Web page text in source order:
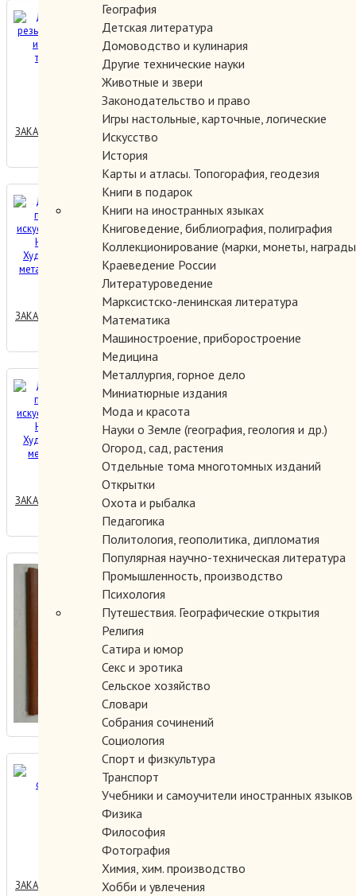
География
Детская литература
Домоводство и кулинария
Другие технические науки
Животные и звери
Законодательство и право
Игры настольные, карточные, логические
Искусство
История
Карты и атласы. Топогорафия, геодезия
Книги в подарок
Книги на иностранных языках
Книговедение, библиография, полиграфия
Коллекционирование (марки, монеты,
Краеведение России
Литературоведение
Марксистско-ленинская литература
Математика
Машиностроение, приборостроение
Медицина
Металлургия, горное дело
Миниатюрные издания
Мода и красота
Науки о Земле (география, геология и др.)
Огород, сад, растения
Отдельные тома многотомных изданий
Открытки
Охота и рыбалка
Педагогика
Политология, геополитика, дипломатия
Популярная научно-техническая литература
Промышленность, производство
Психология
Путешествия. Географические открытия
Религия
Сатира и юмор
Секс и эротика
Сельское хозяйство
Словари
Собрания сочинений
Социология
Спорт и физкультура
Транспорт
Учебники и самоучители иностранных языков
Физика
Философия
Фотография
Химия, хим. производство
Хобби и увлечения
Декоративная резьба:
Материалы, инструменты,
технология, изделия.
150.00 руб.
ЗАКАЗАТЬ
Декоративно-прикладное
искусство Великого
Новгорода. Художественный
металл XI- XV века.
1400.00 руб.
ЗАКАЗАТЬ
Декоративно-прикладное
искусство Великого
Новгорода. Художественный
металл XVI-XVII веков
5000.00 руб.
ЗАКАЗАТЬ
Декоративно-прикладное
искусство Советского
Азербайджана.
400.00 руб.
ЗАКАЗАТЬ
Денежное обращение
Беларуси.
1500.00 руб.
ЗАКАЗАТЬ